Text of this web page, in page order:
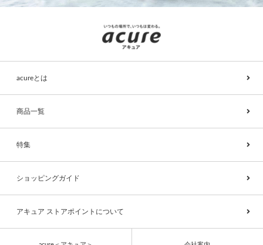
acureとは
商品一覧
特集
ショッピングガイド
アキュア ストアポイントについて